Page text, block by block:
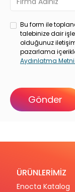
Bu form ile
talebinize dair
olduğunuz
pazarlama
Aydınlatma Metni
ÜRÜNLERİMİZ
Enocta Katalog